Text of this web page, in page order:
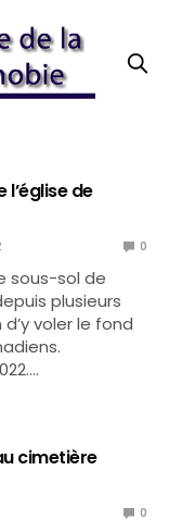
de
0
sous-sol de
plusieurs
voler le fond
cimetière
0